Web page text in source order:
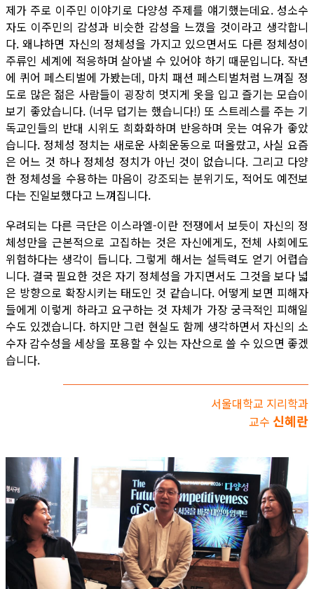
제가 주로 이주민 이야기로 다양성 주제를 얘기했는데요. 성소수
자도 이주민의 감성과 비슷한 감성을 느꼈을 것이라고 생각합니
다. 왜냐하면 자신의 정체성을 가지고 있으면서도 다른 정체성이
주류인 세계에 적응하며 살아낼 수 있어야 하기 때문입니다. 작년
에 퀴어 페스티벌에 가봤는데, 마치 패션 페스티벌처럼 느껴질 정
도로 많은 젊은 사람들이 굉장히 멋지게 옷을 입고 즐기는 모습이
보기 좋았습니다. (너무 덥기는 했습니다!) 또 스트레스를 주는 기
독교인들의 반대 시위도 희화화하며 반응하며 웃는 여유가 좋았
습니다. 정체성 정치는 새로운 사회운동으로 떠올랐고, 사실 요즘
은 어느 것 하나 정체성 정치가 아닌 것이 없습니다. 그리고 다양
한 정체성을 수용하는 마음이 강조되는 분위기도, 적어도 예전보
다는 진일보했다고 느껴집니다.
우려되는 다른 극단은 이스라엘-이란 전쟁에서 보듯이 자신의 정
체성만을 근본적으로 고집하는 것은 자신에게도, 전체 사회에도
위험하다는 생각이 듭니다. 그렇게 해서는 설득력도 얻기 어렵습
니다. 결국 필요한 것은 자기 정체성을 가지면서도 그것을 보다 넓
은 방향으로 확장시키는 태도인 것 같습니다. 어떻게 보면 피해자
들에게 이렇게 하라고 요구하는 것 자체가 가장 궁극적인 피해일
수도 있겠습니다. 하지만 그런 현실도 함께 생각하면서 자신의 소
수자 감수성을 세상을 포용할 수 있는 자산으로 쓸 수 있으면 좋겠
습니다.
서울대학교 지리학과
교수 신혜란